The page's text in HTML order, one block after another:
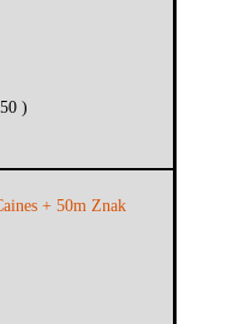
)
+ 50m Znak